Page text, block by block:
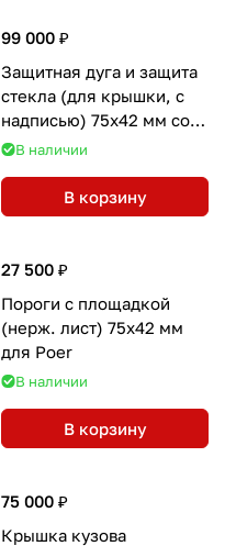
99 000 ₽
Защитная дуга и защита
стекла (для крышки, с
надписью) 75х42 мм со
светодиодной фарой
В наличии
В корзину
27 500 ₽
Пороги с площадкой
(нерж. лист) 75х42 мм
для Poer
В наличии
В корзину
75 000 ₽
Крышка кузова